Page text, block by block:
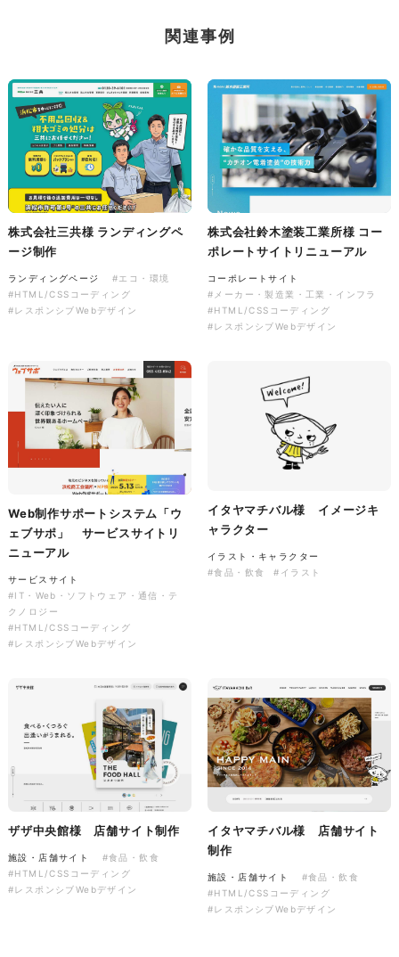
『かねた忠右衛門』 サービス
サイト制作
#HTML/CSSコーディング
#レスポンシブWebデザイン
#HTML/CSSコーディング
#レスポンシブWebデザイン
有限会社ディーズ様 ハンドタ
オルとのしステッカー 新年の
ご挨拶を彩る、オリジナルノベ
ルティ制作。
関連事例
株式会社三共様 ランディングペ
ージ制作
ランディングページ
#エコ・環境
#HTML/CSSコーディング
#レスポンシブWebデザイン
株式会社鈴木塗装工業所様 コー
ポレートサイトリニューアル
コーポレートサイト
#メーカー・製造業・工業・インフラ
#HTML/CSSコーディング
#レスポンシブWebデザイン
Web制作サポートシステム「ウ
ェブサポ」 サービスサイトリ
ニューアル
サービスサイト
#IT・Web・ソフトウェア・通信・テ
クノロジー
#HTML/CSSコーディング
#レスポンシブWebデザイン
イタヤマチバル様 イメージキ
ャラクター
イラスト・キャラクター
#食品・飲食
#イラスト
ザザ中央館様 店舗サイト制作
施設・店舗サイト
#食品・飲食
#HTML/CSSコーディング
#レスポンシブWebデザイン
イタヤマチバル様 店舗サイト
制作
施設・店舗サイト
#食品・飲食
#HTML/CSSコーディング
#レスポンシブWebデザイン